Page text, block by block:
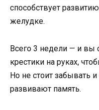
способствует
желудке.
Всего 3 недели — и вы
крестики на руках,
Но не стоит забывать
развивают память.